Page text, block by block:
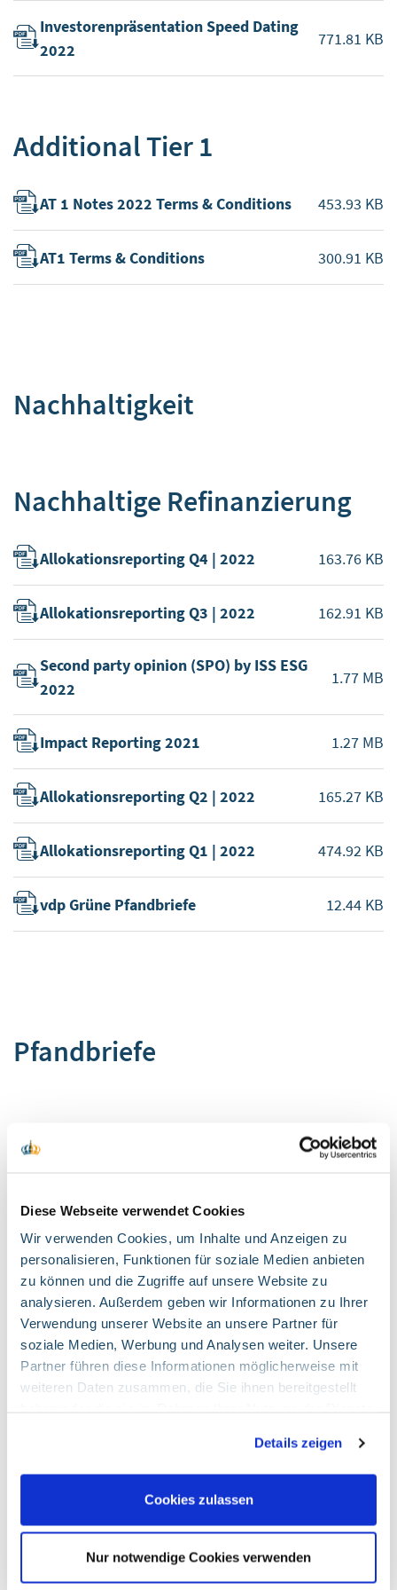
Diese Webseite verwendet Cookies
Wir verwenden Cookies, um Inhalte und Anzeigen zu
personalisieren, Funktionen für soziale Medien anbieten
zu können und die Zugriffe auf unsere Website zu
analysieren. Außerdem geben wir Informationen zu Ihrer
Verwendung unserer Website an unsere Partner für
soziale Medien, Werbung und Analysen weiter. Unsere
Partner führen diese Informationen möglicherweise mit
weiteren Daten zusammen, die Sie ihnen bereitgestellt
Cookies, wenn Sie unsere Webseite weiterhin nutzen.
Google Tag Manager
Beschreibung des Services Dies ist ein Tag-
Management-System. Über den Google Tag Manager
können Tags zentral über eine Benutzeroberfläche
Details zeigen
Cookies zulassen
Nur notwendige Cookies verwenden
Investorenpräsentation Speed Dating
2022
771.81 KB
Additional Tier 1
AT 1 Notes 2022 Terms & Conditions 453.93 KB
AT1 Terms & Conditions 300.91 KB
Nachhaltigkeit
Nachhaltige Refinanzierung
Allokationsreporting Q4 | 2022 163.76 KB
Allokationsreporting Q3 | 2022 162.91 KB
Second party opinion (SPO) by ISS ESG
2022
1.77 MB
Impact Reporting 2021 1.27 MB
Allokationsreporting Q2 | 2022 165.27 KB
Allokationsreporting Q1 | 2022 474.92 KB
vdp Grüne Pfandbriefe 12.44 KB
Pfandbriefe
§ 28 Pfandbriefgesetz
Angaben zum 31.12.2022 gem. § 28
Angaben zum 30.09.2022 gem. § 28
PfandBG
Angaben zum 30.06.2022 gem. § 28
PfandBG
95 KB
95.5 KB
Warburg Hypothekenbank - §